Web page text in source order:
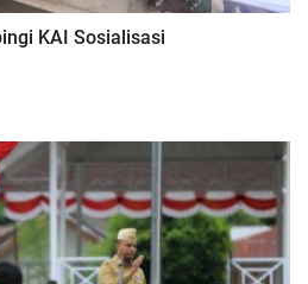
KAI Sosialisasi